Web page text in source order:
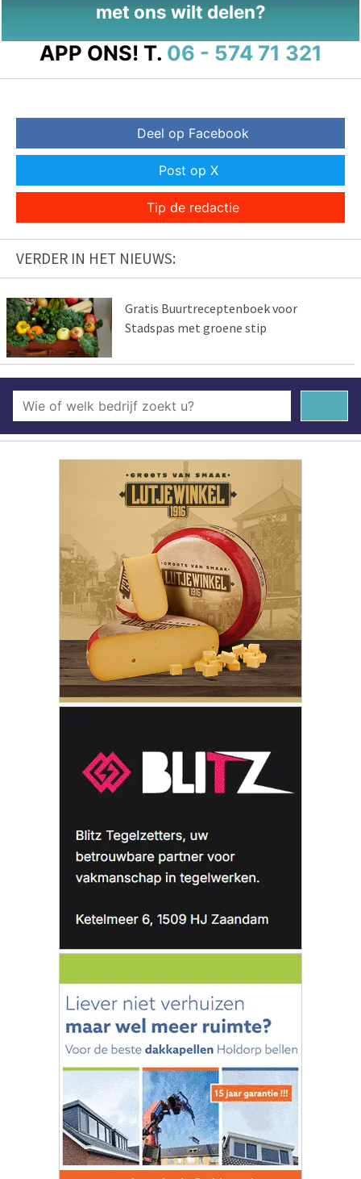
met ons wilt delen?
APP ONS! T. 06 - 574 71 321
Deel op Facebook
Post op X
Tip de redactie
VERDER IN HET NIEUWS:
Gratis Buurtreceptenboek voor
Stadspas met groene stip